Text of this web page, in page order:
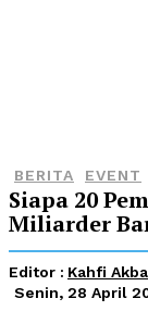
BERITA EVENT
Siapa 20
Miliarder
Editor : Kahfi
Senin, 28 April